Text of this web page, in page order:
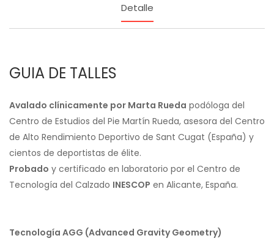
Detalle
GUIA DE TALLES
Avalado clínicamente por Marta Rueda podóloga del
Centro de Estudios del Pie Martín Rueda, asesora del Centro
de Alto Rendimiento Deportivo de Sant Cugat (España) y
cientos de deportistas de élite.
Probado y certificado en laboratorio por el Centro de
Tecnología del Calzado INESCOP en Alicante, España.
Tecnología AGG (Advanced Gravity Geometry)